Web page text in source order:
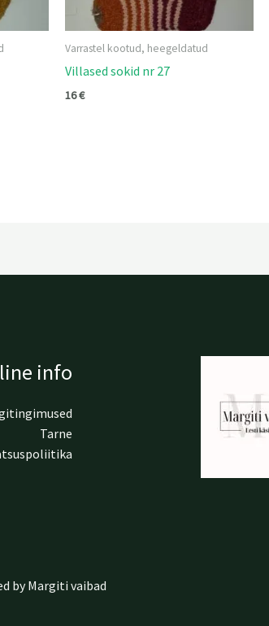
Varrastel kootud, heegeldatud
Villased sokid nr 27
16€
info
Tarne
by Margiti vaibad